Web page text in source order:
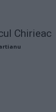
Chirieac